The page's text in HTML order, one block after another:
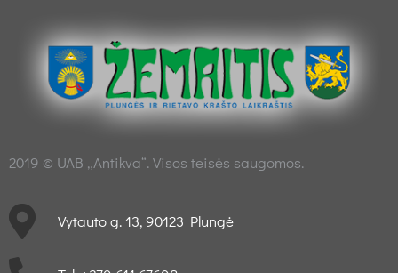
2019 © UAB „Antikva“. Visos teisės saugomos.
Vytauto g. 13, 90123 Plungė